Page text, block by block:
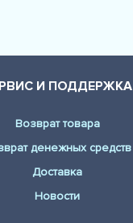
И ПОДДЕРЖКА
Возврат товара
денежных средств
Доставка
Новости